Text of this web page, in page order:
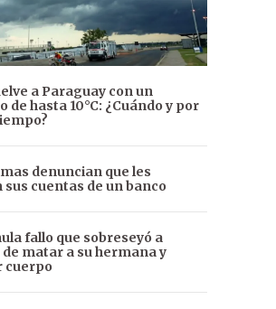
a Paraguay con un
de hasta 10°C: ¿Cuándo y por
denuncian que les
sus cuentas de un banco
fallo que sobreseyó a
de matar a su hermana y
cuerpo